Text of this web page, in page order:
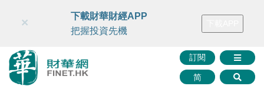
財華智庫網 FINTV FINMETA 財華證券 媒體矩陣
訂閱
简
×
下載財華財經APP
把握投資先機